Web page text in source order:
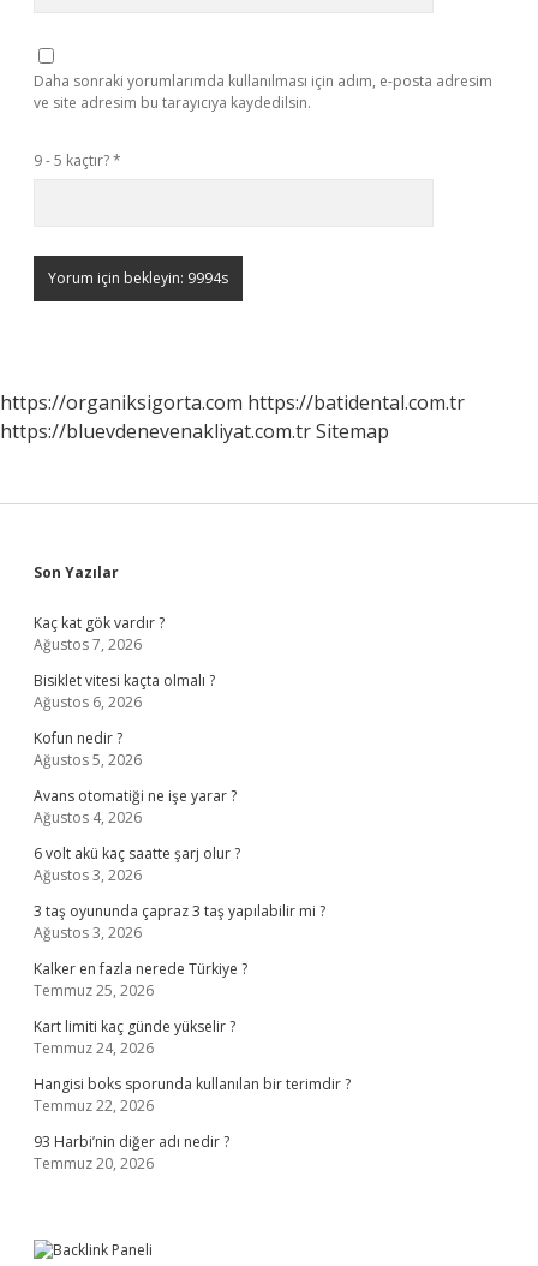
Daha sonraki yorumlarımda kullanılması için adım, e-posta adresim
ve site adresim bu tarayıcıya kaydedilsin.
9 - 5 kaçtır?*
https://organiksigorta.com https://batidental.com.tr
https://bluevdenevenakliyat.com.trSitemap
Sidebar
Son Yazılar
Kaç kat gök vardır ?
Ağustos 7, 2026
Bisiklet vitesi kaçta olmalı ?
Ağustos 6, 2026
Kofun nedir ?
Ağustos 5, 2026
Avans otomatiği ne işe yarar ?
Ağustos 4, 2026
6 volt akü kaç saatte şarj olur ?
Ağustos 3, 2026
3 taş oyununda çapraz 3 taş yapılabilir mi ?
Ağustos 3, 2026
Kalker en fazla nerede Türkiye ?
Temmuz 25, 2026
Kart limiti kaç günde yükselir ?
Temmuz 24, 2026
Hangisi boks sporunda kullanılan bir terimdir ?
Temmuz 22, 2026
93 Harbi’nin diğer adı nedir ?
Temmuz 20, 2026